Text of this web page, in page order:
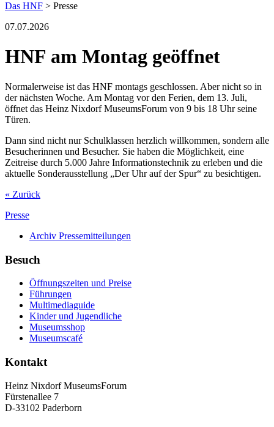
Das HNF > Presse
07.07.2026
HNF am Montag geöffnet
Normalerweise ist das HNF montags geschlossen. Aber nicht so in
der nächsten Woche. Am Montag vor den Ferien, dem 13. Juli,
öffnet das Heinz Nixdorf MuseumsForum von 9 bis 18 Uhr seine
Türen.
Dann sind nicht nur Schulklassen herzlich willkommen, sondern alle
Besucherinnen und Besucher. Sie haben die Möglichkeit, eine
Zeitreise durch 5.000 Jahre Informationstechnik zu erleben und die
aktuelle Sonderausstellung „Der Uhr auf der Spur“ zu besichtigen.
« Zurück
Presse
Archiv Pressemitteilungen
Besuch
Öffnungszeiten und Preise
Führungen
Multimediaguide
Kinder und Jugendliche
Museumsshop
Museumscafé
Kontakt
Heinz Nixdorf MuseumsForum
Fürstenallee 7
D-33102 Paderborn